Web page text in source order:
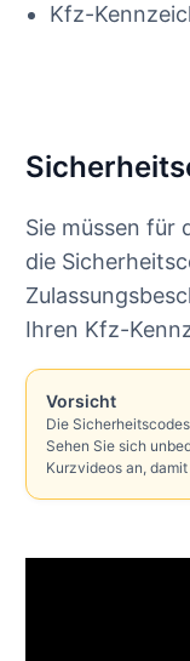
Kfz-
Sie müssen für
die
Ihren Kfz-
Vorsicht
Die
Sehen Sie sich
Kurzvideos an,